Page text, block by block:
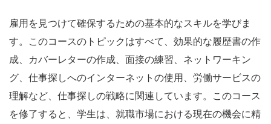
雇用を見つけて確保するための基本的なスキルを学びま
す。このコースのトピックはすべて、効果的な履歴書の作
成、カバーレターの作成、面接の練習、ネットワーキン
グ、仕事探しへのインターネットの使用、労働サービスの
理解など、仕事探しの戦略に関連しています。このコース
を修了すると、学生は、就職市場における現在の機会に精